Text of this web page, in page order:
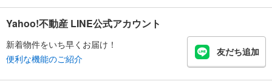
Yahoo!不動産 LINE公式アカウント
新着物件をいち早くお届け！
便利な機能のご紹介
友だち追加